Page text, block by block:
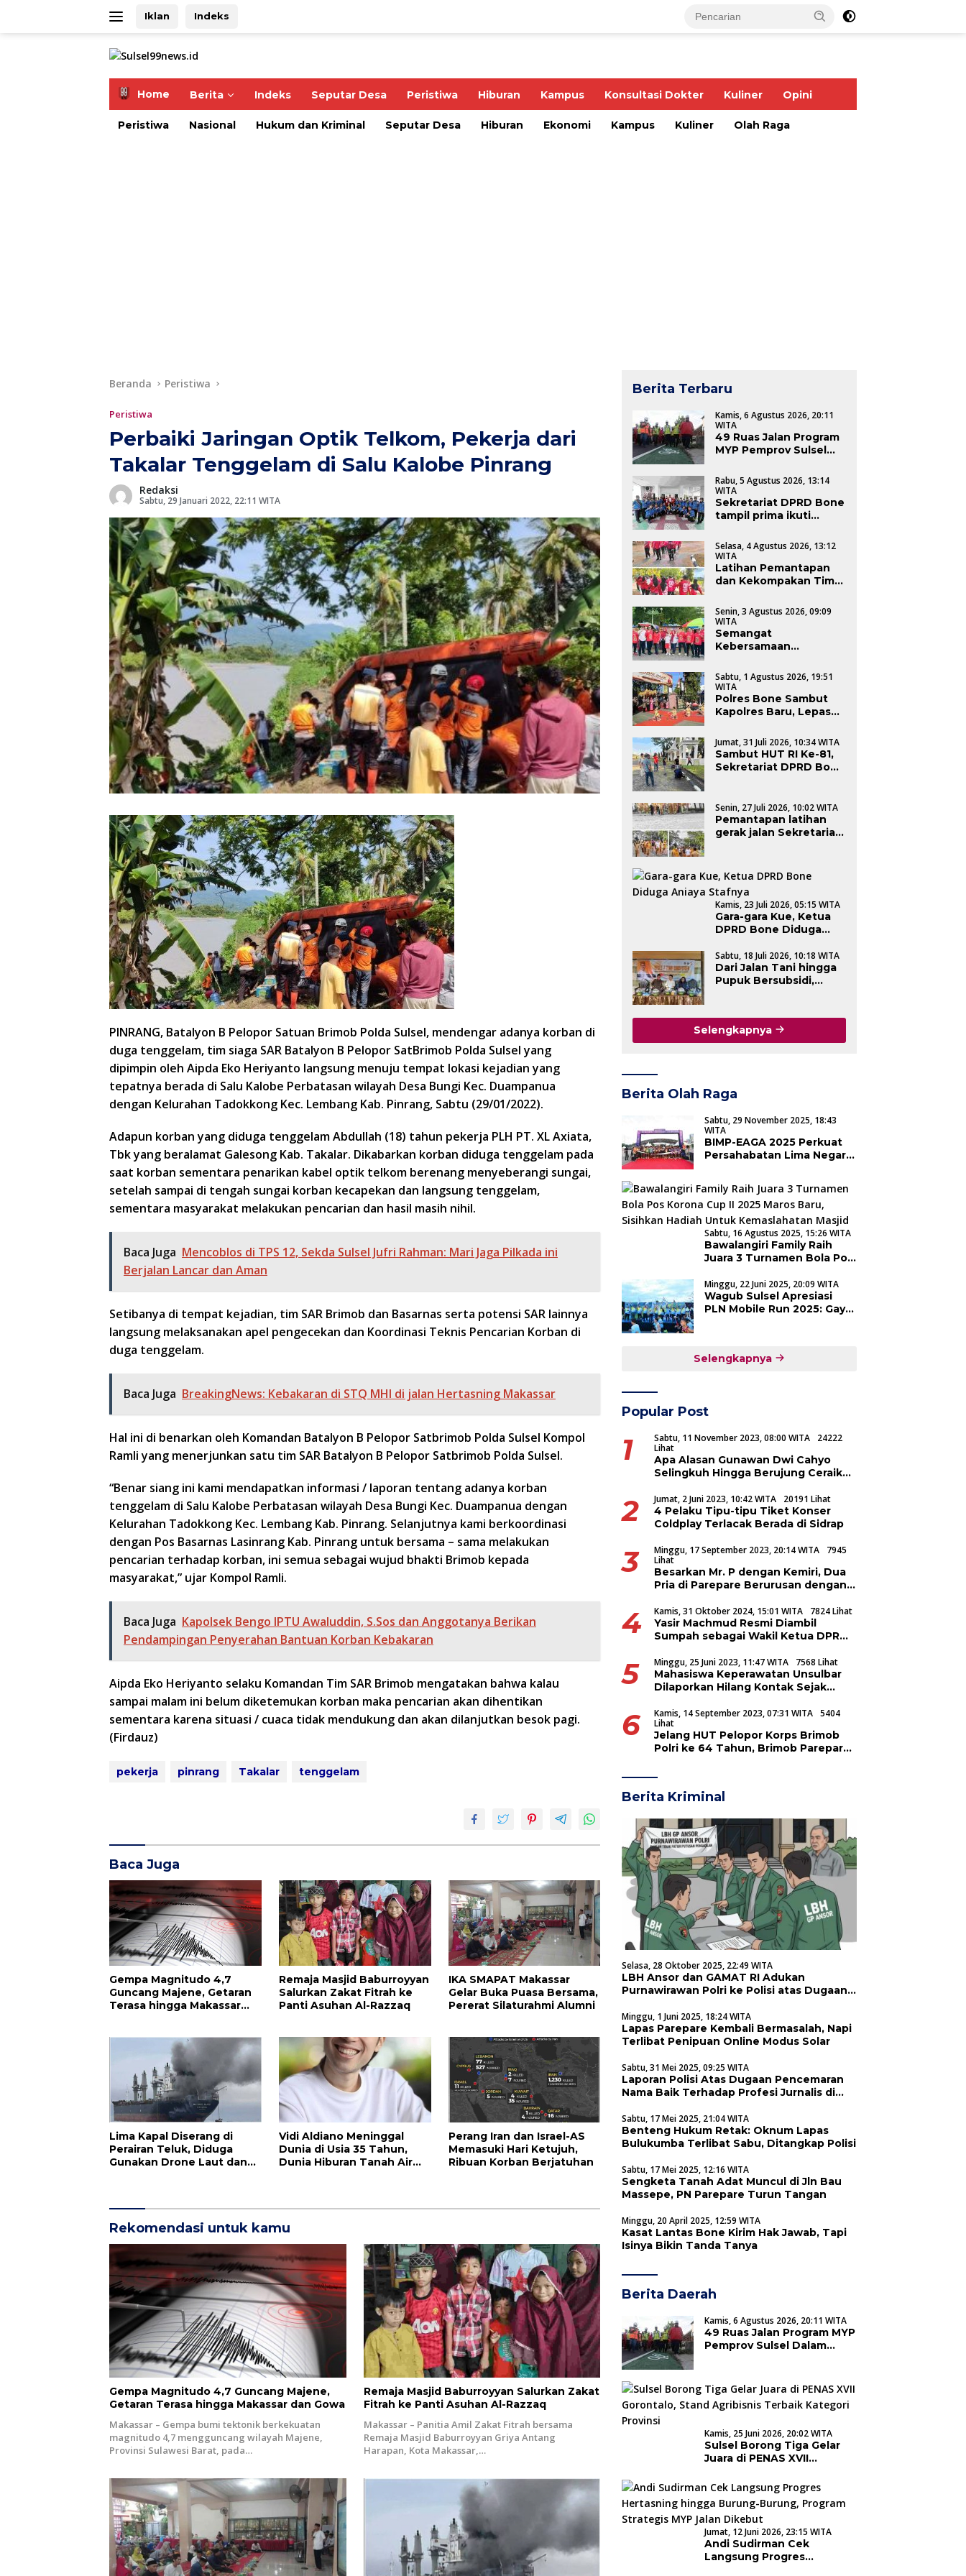
Iklan Indeks
Home Berita Indeks Seputar Desa Peristiwa Hiburan Kampus Konsultasi Dokter Kuliner Opini
Peristiwa Nasional Hukum dan Kriminal Seputar Desa Hiburan Ekonomi Kampus Kuliner Olah Raga
Beranda Peristiwa
Peristiwa
Perbaiki Jaringan Optik Telkom, Pekerja dari
Takalar Tenggelam di Salu Kalobe Pinrang
Redaksi
Sabtu, 29 Januari 2022, 22:11 WITA
PINRANG, Batalyon B Pelopor Satuan Brimob Polda Sulsel, mendengar adanya korban di
duga tenggelam, tim siaga SAR Batalyon B Pelopor SatBrimob Polda Sulsel yang
dipimpin oleh Aipda Eko Heriyanto langsung menuju tempat lokasi kejadian yang
tepatnya berada di Salu Kalobe Perbatasan wilayah Desa Bungi Kec. Duampanua
dengan Kelurahan Tadokkong Kec. Lembang Kab. Pinrang, Sabtu (29/01/2022).
Adapun korban yang diduga tenggelam Abdullah (18) tahun pekerja PLH PT. XL Axiata,
Tbk yang beralamat Galesong Kab. Takalar. Dikabarkan korban diduga tenggelam pada
saat korban sementara penarikan kabel optik telkom berenang menyeberangi sungai,
setelah sampai di tengah sungai korban kecapekan dan langsung tenggelam,
sementara masyarakat melakukan pencarian dan hasil masih nihil.
Baca Juga Mencoblos di TPS 12, Sekda Sulsel Jufri Rahman: Mari Jaga Pilkada ini
Berjalan Lancar dan Aman
Setibanya di tempat kejadian, tim SAR Brimob dan Basarnas serta potensi SAR lainnya
langsung melaksanakan apel pengecekan dan Koordinasi Teknis Pencarian Korban di
duga tenggelam.
Baca Juga BreakingNews: Kebakaran di STQ MHI di jalan Hertasning Makassar
Hal ini di benarkan oleh Komandan Batalyon B Pelopor Satbrimob Polda Sulsel Kompol
Ramli yang menerjunkan satu tim SAR Batalyon B Pelopor Satbrimob Polda Sulsel.
“Benar siang ini kami mendapatkan informasi / laporan tentang adanya korban
tenggelam di Salu Kalobe Perbatasan wilayah Desa Bungi Kec. Duampanua dengan
Kelurahan Tadokkong Kec. Lembang Kab. Pinrang. Selanjutnya kami berkoordinasi
dengan Pos Basarnas Lasinrang Kab. Pinrang untuk bersama – sama melakukan
pencarian terhadap korban, ini semua sebagai wujud bhakti Brimob kepada
masyarakat,” ujar Kompol Ramli.
Baca Juga Kapolsek Bengo IPTU Awaluddin, S.Sos dan Anggotanya Berikan
Pendampingan Penyerahan Bantuan Korban Kebakaran
Aipda Eko Heriyanto selaku Komandan Tim SAR Brimob mengatakan bahwa kalau
sampai malam ini belum diketemukan korban maka pencarian akan dihentikan
sementara karena situasi / cuaca tidak mendukung dan akan dilanjutkan besok pagi.
(Firdauz)
pekerja pinrang Takalar tenggelam
Baca Juga
Gempa Magnitudo 4,7
Guncang Majene, Getaran
Terasa hingga Makassar
Remaja Masjid Baburroyyan
Salurkan Zakat Fitrah ke
Panti Asuhan Al-Razzaq
IKA SMAPAT Makassar
Gelar Buka Puasa Bersama,
Pererat Silaturahmi Alumni
Lima Kapal Diserang di
Perairan Teluk, Diduga
Gunakan Drone Laut dan
Vidi Aldiano Meninggal
Dunia di Usia 35 Tahun,
Dunia Hiburan Tanah Air
Perang Iran dan Israel-AS
Memasuki Hari Ketujuh,
Ribuan Korban Berjatuhan
Rekomendasi untuk kamu
Gempa Magnitudo 4,7 Guncang Majene,
Getaran Terasa hingga Makassar dan Gowa
Makassar – Gempa bumi tektonik berkekuatan
magnitudo 4,7 mengguncang wilayah Majene,
Provinsi Sulawesi Barat, pada…
Remaja Masjid Baburroyyan Salurkan Zakat
Fitrah ke Panti Asuhan Al-Razzaq
Makassar – Panitia Amil Zakat Fitrah bersama
Remaja Masjid Baburroyyan Griya Antang
Harapan, Kota Makassar,…
Berita Terbaru
Kamis, 6 Agustus 2026, 20:11
WITA
49 Ruas Jalan Program
MYP Pemprov Sulsel
Pengerjaan
Rabu, 5 Agustus 2026, 13:14
WITA
Sekretariat DPRD Bone
tampil prima ikuti
semarakkan HUT RI
Selasa, 4 Agustus 2026, 13:12
WITA
Latihan Pemantapan
dan Kekompakan Tim
DPRD Bone dalam
Rangka HUT
Kemerdekaan RI Ke-81
Senin, 3 Agustus 2026, 09:09
WITA
Semangat
Kebersamaan
Kabupaten Bone Ikuti
Jalan Santai HUT ke-81
RI
Sabtu, 1 Agustus 2026, 19:51
WITA
Polres Bone Sambut
Kapolres Baru, Lepas
Budhi Dengan Tradisi
Pedang Pora
Jumat, 31 Juli 2026, 10:34 WITA
Sambut HUT RI Ke-81,
Sekretariat DPRD Bone
Senin, 27 Juli 2026, 10:02 WITA
Pemantapan latihan
gerak jalan Sekretariat
Kamis, 23 Juli 2026, 05:15 WITA
Gara-gara Kue, Ketua
DPRD Bone Diduga
Sabtu, 18 Juli 2026, 10:18 WITA
Dari Jalan Tani hingga
Pupuk Bersubsidi,
Strategis Warga
Lagoari dalam Reses
Selengkapnya
Berita Olah Raga
Sabtu, 29 November 2025, 18:43
WITA
BIMP-EAGA 2025 Perkuat
Persahabatan Lima Negara:
Sabtu, 16 Agustus 2025, 15:26 WITA
Bawalangiri Family Raih
Juara 3 Turnamen Bola Pos
Baru, Sisihkan Hadiah
Untuk Kemaslahatan
Masjid
Minggu, 22 Juni 2025, 20:09 WITA
Wagub Sulsel Apresiasi
PLN Mobile Run 2025: Gaya
Selengkapnya
Popular Post
1 Sabtu, 11 November 2023, 08:00 WITA
24222
Lihat
Apa Alasan Gunawan Dwi Cahyo
Selingkuh Hingga Berujung Ceraikan
2 Jumat, 2 Juni 2023, 10:42 WITA 20191 Lihat
4 Pelaku Tipu-tipu Tiket Konser
Coldplay Terlacak Berada di Sidrap
3 Minggu, 17 September 2023, 20:14 WITA
7945
Lihat
Besarkan Mr. P dengan Kemiri, Dua
Pria di Parepare Berurusan dengan
4 Kamis, 31 Oktober 2024, 15:01 WITA 7824 Lihat
Yasir Machmud Resmi Diambil
Sumpah sebagai Wakil Ketua DPRD
5 Minggu, 25 Juni 2023, 11:47 WITA 7568 Lihat
Mahasiswa Keperawatan Unsulbar
Dilaporkan Hilang Kontak Sejak
6 Kamis, 14 September 2023, 07:31 WITA
5404
Lihat
Jelang HUT Pelopor Korps Brimob
Polri ke 64 Tahun, Brimob Parepare
Berita Kriminal
Selasa, 28 Oktober 2025, 22:49 WITA
LBH Ansor dan GAMAT RI Adukan
Purnawirawan Polri ke Polisi atas Dugaan
Minggu, 1 Juni 2025, 18:24 WITA
Lapas Parepare Kembali Bermasalah, Napi
Terlibat Penipuan Online Modus Solar
Sabtu, 31 Mei 2025, 09:25 WITA
Laporan Polisi Atas Dugaan Pencemaran
Nama Baik Terhadap Profesi Jurnalis di
Sabtu, 17 Mei 2025, 21:04 WITA
Benteng Hukum Retak: Oknum Lapas
Bulukumba Terlibat Sabu, Ditangkap Polisi
Sabtu, 17 Mei 2025, 12:16 WITA
Sengketa Tanah Adat Muncul di Jln Bau
Massepe, PN Parepare Turun Tangan
Minggu, 20 April 2025, 12:59 WITA
Kasat Lantas Bone Kirim Hak Jawab, Tapi
Isinya Bikin Tanda Tanya
Berita Daerah
Kamis, 6 Agustus 2026, 20:11 WITA
49 Ruas Jalan Program MYP
Pemprov Sulsel Dalam
Kamis, 25 Juni 2026, 20:02 WITA
Sulsel Borong Tiga Gelar
Juara di PENAS XVII
Terbaik Kategori Provinsi
Jumat, 12 Juni 2026, 23:15 WITA
Andi Sudirman Cek
Langsung Progres